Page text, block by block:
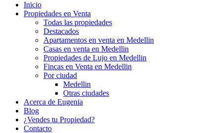
Inicio
Propiedades en Venta
Todas las propiedades
Destacados
Apartamentos en venta en Medellin
Casas en venta en Medellin
Propiedades de Lujo en Medellin
Fincas en Venta en Medellin
Por ciudad
Medellin
Otras ciudades
Acerca de Eugenia
Blog
¿Vendes tu Propiedad?
Contacto